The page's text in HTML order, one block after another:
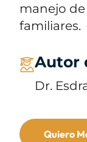
manejo
familiares.
Autor
Dr.
Quiero